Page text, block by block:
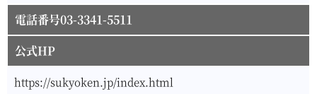
電話番号03-3341-5511
公式HP
https://sukyoken.jp/index.html